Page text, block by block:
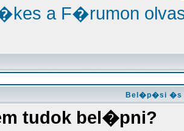
a F�rumon
Bel�p�si �s
tudok bel�pni?